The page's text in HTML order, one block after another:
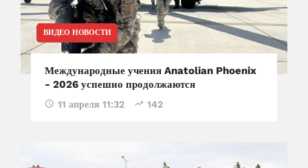
ВИДЕО НОВОСТИ
Международные учения Anatolian Phoenix
- 2026 успешно продолжаются
11 апреля 11:32 142